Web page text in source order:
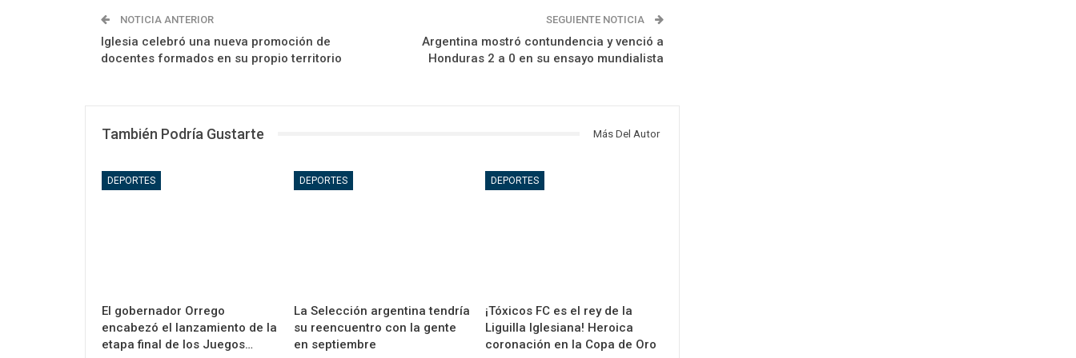
NOTICIA ANTERIOR
Iglesia celebró una nueva promoción de
docentes formados en su propio territorio
SEGUIENTE NOTICIA
Argentina mostró contundencia y venció a
Honduras 2 a 0 en su ensayo mundialista
También Podría Gustarte Más Del Autor
DEPORTES
El gobernador Orrego
encabezó el lanzamiento de la
etapa final de los Juegos…
DEPORTES
La Selección argentina tendría
su reencuentro con la gente
en septiembre
DEPORTES
¡Tóxicos FC es el rey de la
Liguilla Iglesiana! Heroica
coronación en la Copa de Oro